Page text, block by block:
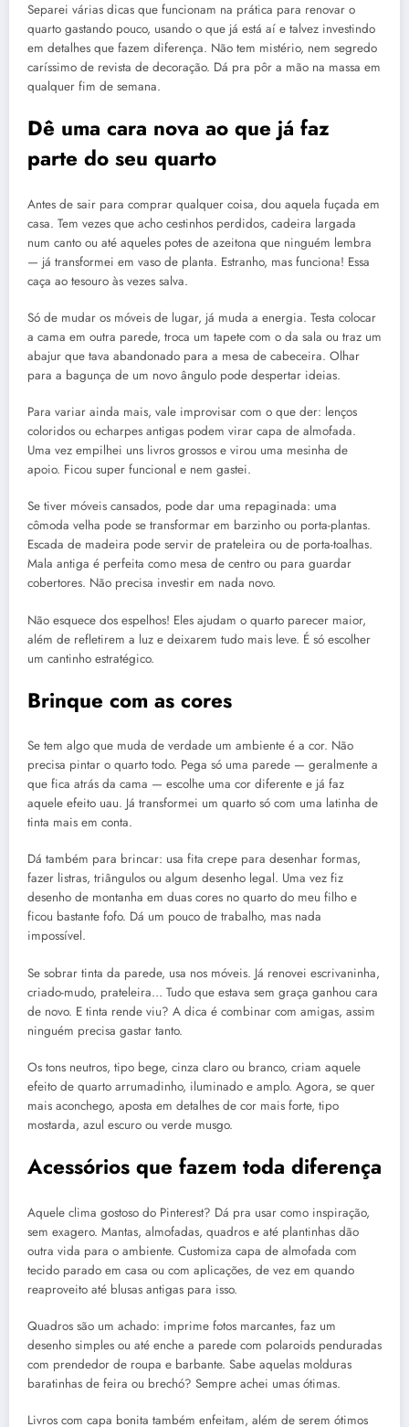
Separei várias dicas que funcionam na prática para renovar o
quarto gastando pouco, usando o que já está aí e talvez investindo
em detalhes que fazem diferença. Não tem mistério, nem segredo
caríssimo de revista de decoração. Dá pra pôr a mão na massa em
qualquer fim de semana.
Dê uma cara nova ao que já faz
parte do seu quarto
Antes de sair para comprar qualquer coisa, dou aquela fuçada em
casa. Tem vezes que acho cestinhos perdidos, cadeira largada
num canto ou até aqueles potes de azeitona que ninguém lembra
— já transformei em vaso de planta. Estranho, mas funciona! Essa
caça ao tesouro às vezes salva.
Só de mudar os móveis de lugar, já muda a energia. Testa colocar
a cama em outra parede, troca um tapete com o da sala ou traz um
abajur que tava abandonado para a mesa de cabeceira. Olhar
para a bagunça de um novo ângulo pode despertar ideias.
Para variar ainda mais, vale improvisar com o que der: lenços
coloridos ou echarpes antigas podem virar capa de almofada.
Uma vez empilhei uns livros grossos e virou uma mesinha de
apoio. Ficou super funcional e nem gastei.
Se tiver móveis cansados, pode dar uma repaginada: uma
cômoda velha pode se transformar em barzinho ou porta-plantas.
Escada de madeira pode servir de prateleira ou de porta-toalhas.
Mala antiga é perfeita como mesa de centro ou para guardar
cobertores. Não precisa investir em nada novo.
Não esquece dos espelhos! Eles ajudam o quarto parecer maior,
além de refletirem a luz e deixarem tudo mais leve. É só escolher
um cantinho estratégico.
Brinque com as cores
Se tem algo que muda de verdade um ambiente é a cor. Não
precisa pintar o quarto todo. Pega só uma parede — geralmente a
que fica atrás da cama — escolhe uma cor diferente e já faz
aquele efeito uau. Já transformei um quarto só com uma latinha de
tinta mais em conta.
Dá também para brincar: usa fita crepe para desenhar formas,
fazer listras, triângulos ou algum desenho legal. Uma vez fiz
desenho de montanha em duas cores no quarto do meu filho e
ficou bastante fofo. Dá um pouco de trabalho, mas nada
impossível.
Se sobrar tinta da parede, usa nos móveis. Já renovei escrivaninha,
criado-mudo, prateleira… Tudo que estava sem graça ganhou cara
de novo. E tinta rende viu? A dica é combinar com amigas, assim
ninguém precisa gastar tanto.
Os tons neutros, tipo bege, cinza claro ou branco, criam aquele
efeito de quarto arrumadinho, iluminado e amplo. Agora, se quer
mais aconchego, aposta em detalhes de cor mais forte, tipo
mostarda, azul escuro ou verde musgo.
Acessórios que fazem toda diferença
Aquele clima gostoso do Pinterest? Dá pra usar como inspiração,
sem exagero. Mantas, almofadas, quadros e até plantinhas dão
outra vida para o ambiente. Customiza capa de almofada com
tecido parado em casa ou com aplicações, de vez em quando
reaproveito até blusas antigas para isso.
Quadros são um achado: imprime fotos marcantes, faz um
desenho simples ou até enche a parede com polaroids penduradas
com prendedor de roupa e barbante. Sabe aquelas molduras
baratinhas de feira ou brechó? Sempre achei umas ótimas.
Livros com capa bonita também enfeitam, além de serem ótimos